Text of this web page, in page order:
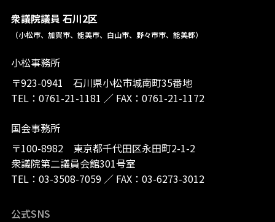
衆議院議員 石川2区
（小松市、加賀市、能美市、白山市、野々市市、能美郡）
小松事務所
〒923-0941 石川県小松市城南町35番地
TEL： 0761-21-1181 ／ FAX：0761-21-1172
国会事務所
〒100-8982 東京都千代田区永田町2-1-2
衆議院第二議員会館301号室
TEL： 03-3508-7059／ FAX：03-6273-3012
公式SNS